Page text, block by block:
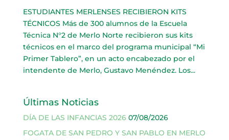
ESTUDIANTES MERLENSES RECIBIERON KITS
TÉCNICOS Más de 300 alumnos de la Escuela
Técnica N°2 de Merlo Norte recibieron sus kits
técnicos en el marco del programa municipal “Mi
Primer Tablero”, en un acto encabezado por el
intendente de Merlo, Gustavo Menéndez. Los...
Últimas Noticias
DÍA DE LAS INFANCIAS 2026 07/08/2026
FOGATA DE SAN PEDRO Y SAN PABLO EN MERLO